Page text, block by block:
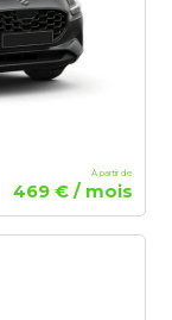
À partir de
469 € / mois